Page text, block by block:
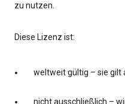
zu nutzen.
Diese Lizenz ist:
weltweit gültig – sie gilt
nicht ausschließlich –